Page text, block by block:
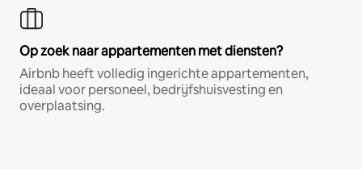
Op zoek naar appartementen met diensten?
Airbnb heeft volledig ingerichte appartementen,
ideaal voor personeel, bedrijfshuisvesting en
overplaatsing.